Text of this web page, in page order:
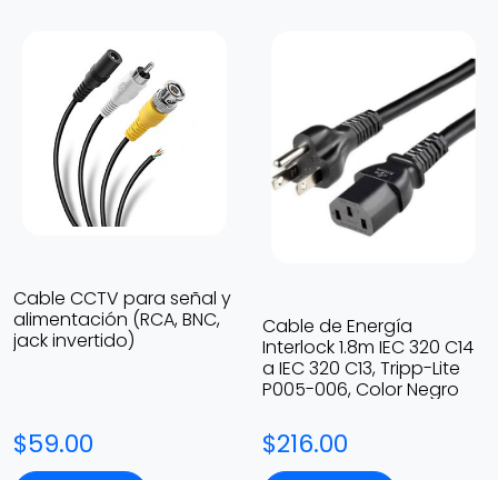
Cable CCTV para señal y
alimentación (RCA, BNC,
jack invertido)
$59.00
Cable de Energía
Interlock 1.8m IEC 320 C14
a IEC 320 C13, Tripp-Lite
P005-006, Color Negro
$216.00